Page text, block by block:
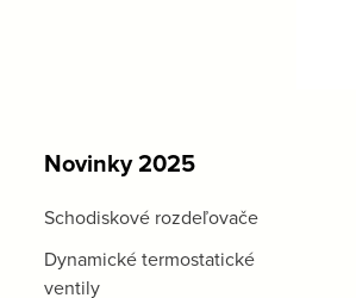
Novinky 2025
Schodiskové rozdeľovače
Dynamické termostatické
ventily